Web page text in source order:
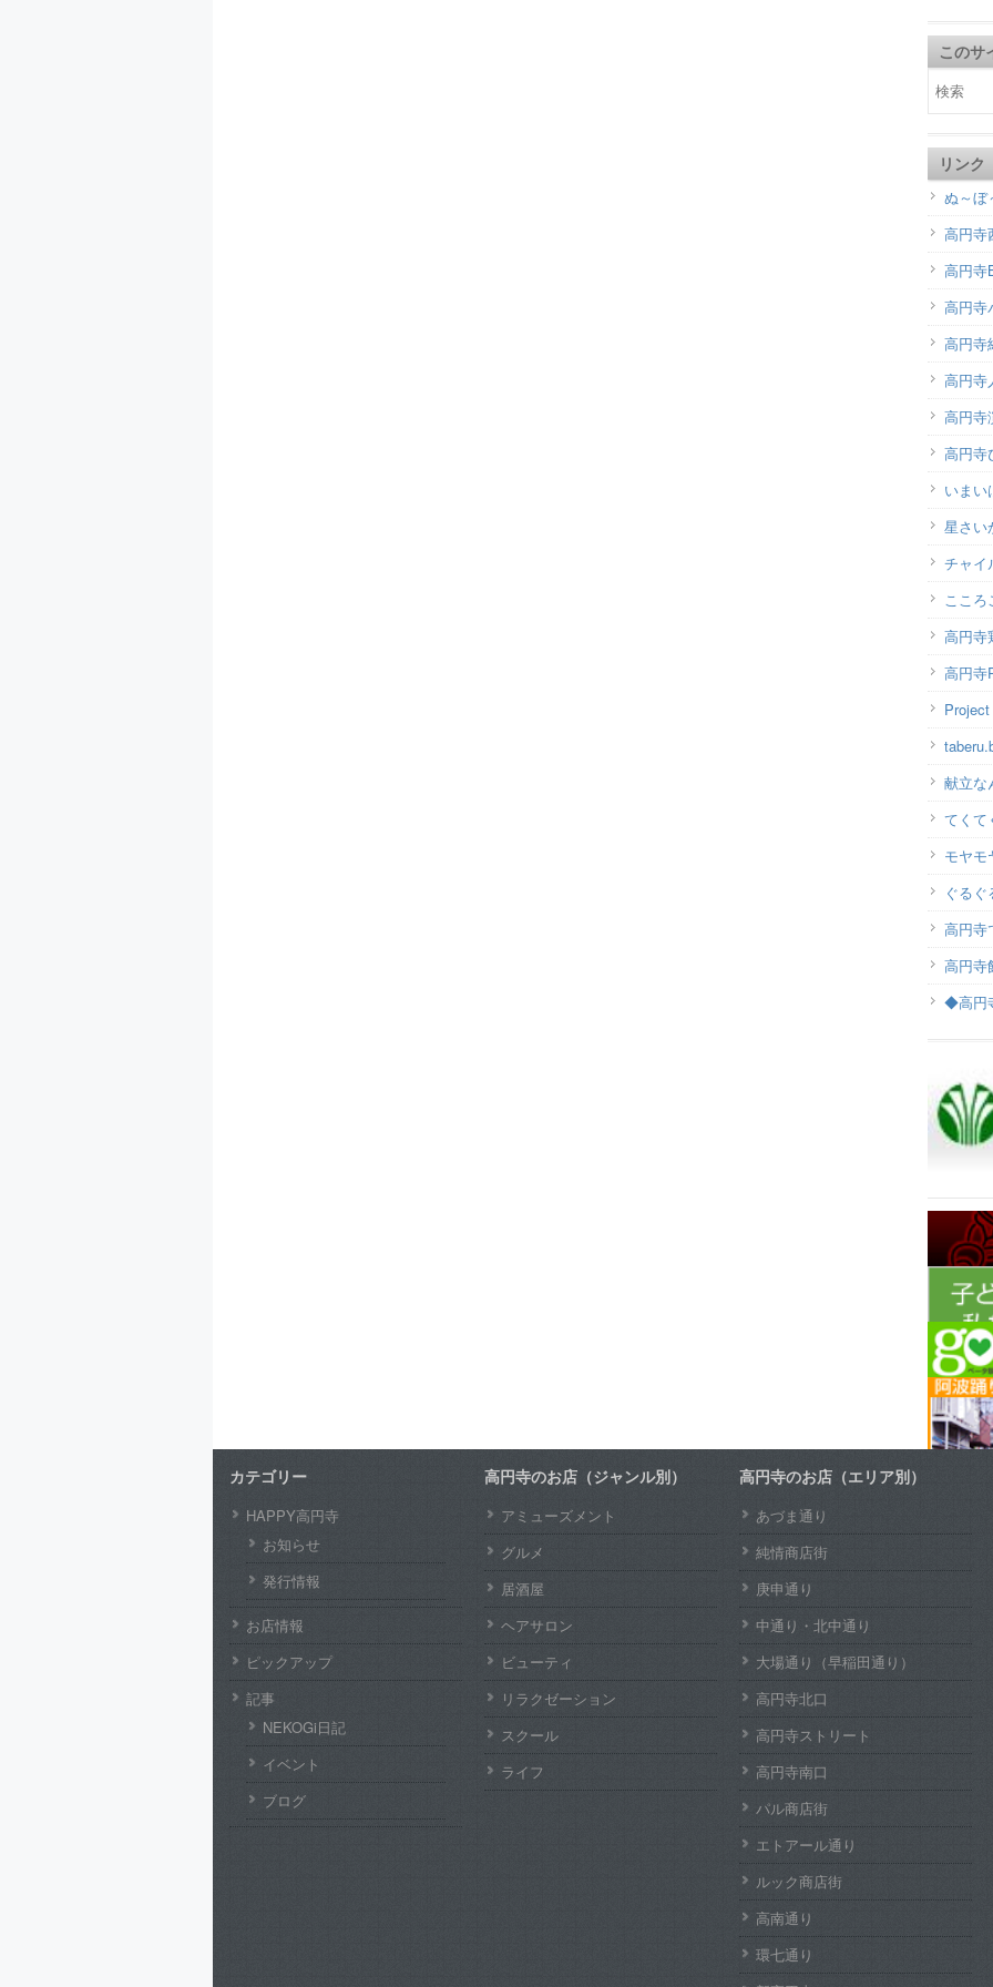
このサ
リンク
ぬ～ぼ
高円寺
高円寺
高円寺
高円寺
高円寺
高円寺
高円寺
いまい
星さい
チャイ
こころ
高円寺
高円寺
献立な
てくて
モヤモ
ぐる
高円寺
高円寺
◆高円
カテゴリー
HAPPY高円寺
お知らせ
発行情報
お店情報
ピックアップ
記事
NEKOGi日記
イベント
ブログ
高円寺のお店（ジャンル別）
アミューズメント
グルメ
居酒屋
ヘアサロン
ビューティ
リラクゼーション
スクール
ライフ
高円寺のお店（エリア別）
あづま通り
純情商店街
庚申通り
中通り・北中通り
大場通り（早稲田通り）
高円寺北口
高円寺ストリート
高円寺南口
パル商店街
エトアール通り
ルック商店街
高南通り
環七通り